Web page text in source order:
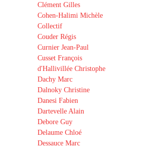
Clément Gilles
Cohen-Halimi Michèle
Collectif
Couder Régis
Curnier Jean-Paul
Cusset François
d'Hallivillée Christophe
Dachy Marc
Dalnoky Christine
Danesi Fabien
Dartevelle Alain
Debore Guy
Delaume Chloé
Dessauce Marc